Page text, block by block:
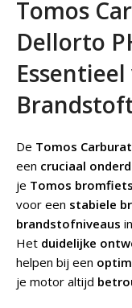
Tomos
Dellorto
De Tomos
een cruciaal
je Tomos bromfiets
voor een stabiele
brandstofniveaus
Het duidelijke
helpen bij een
je motor altijd